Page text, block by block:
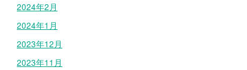
2024年2月
2024年1月
2023年12月
2023年11月